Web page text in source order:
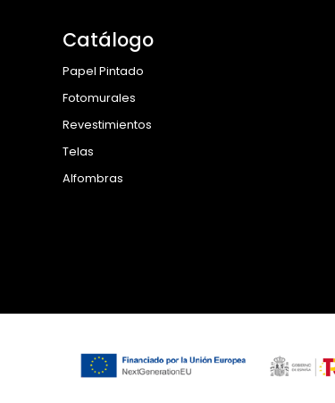
Catálogo
Papel Pintado
Fotomurales
Revestimientos
Telas
Alfombras